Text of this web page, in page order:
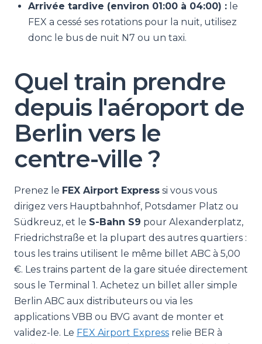
Arrivée tardive (environ 01:00 à 04:00) : le
FEX a cessé ses rotations pour la nuit, utilisez
donc le bus de nuit N7 ou un taxi.
Quel train prendre
depuis l'aéroport de
Berlin vers le
centre-ville ?
Prenez le FEX Airport Express si vous vous
dirigez vers Hauptbahnhof, Potsdamer Platz ou
Südkreuz, et le S-Bahn S9 pour Alexanderplatz,
Friedrichstraße et la plupart des autres quartiers :
tous les trains utilisent le même billet ABC à 5,00
€. Les trains partent de la gare située directement
sous le Terminal 1. Achetez un billet aller simple
Berlin ABC aux distributeurs ou via les
applications VBB ou BVG avant de monter et
validez-le. Le FEX Airport Express relie BER à